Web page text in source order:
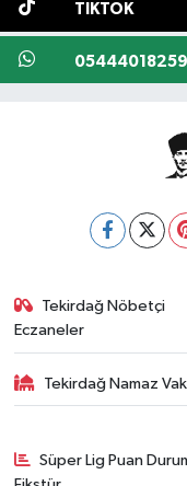
TIKTOK
05444018259
Tekirdağ Nöbetçi
Eczaneler
Tekirdağ Namaz
Süper Lig Puan